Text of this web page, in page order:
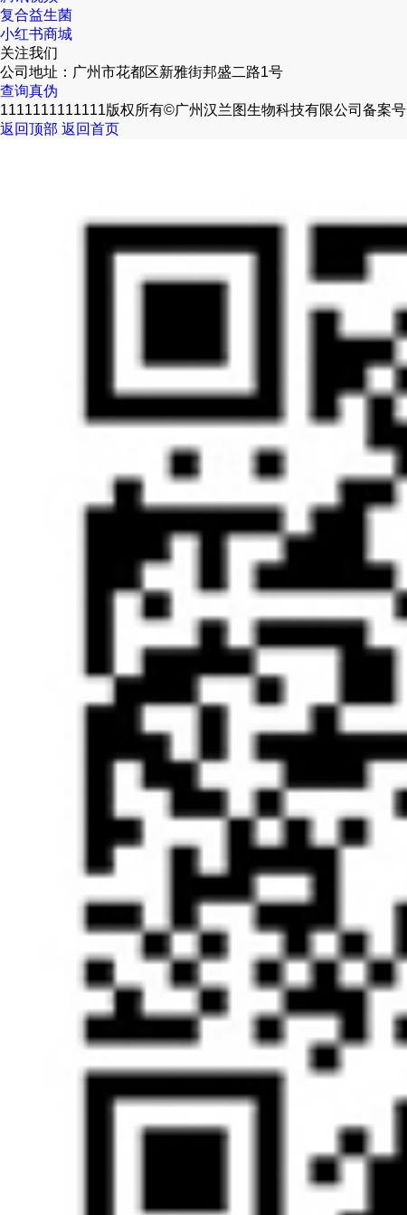
复合益生菌
小红书商城
关注我们
公司地址：广州市花都区新雅街邦盛二路1号
查询真伪
1111111111111版权所有©广州汉兰图生物科技有限公司 备案号
返回顶部 返回首页